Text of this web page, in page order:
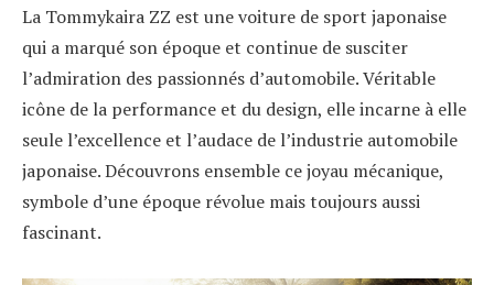
La Tommykaira ZZ est une voiture de sport japonaise
qui a marqué son époque et continue de susciter
l’admiration des passionnés d’automobile. Véritable
icône de la performance et du design, elle incarne à elle
seule l’excellence et l’audace de l’industrie automobile
japonaise. Découvrons ensemble ce joyau mécanique,
symbole d’une époque révolue mais toujours aussi
fascinant.